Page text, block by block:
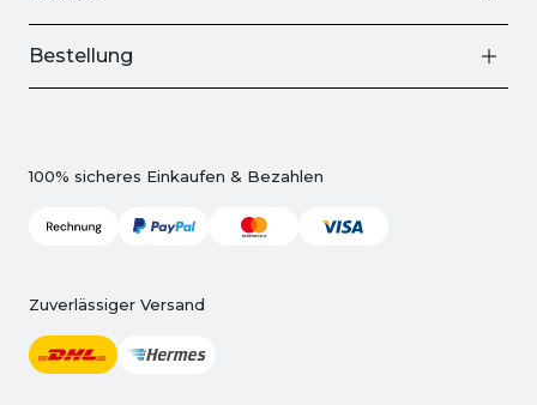
Bestellung
100% sicheres Einkaufen & Bezahlen
Zuverlässiger Versand